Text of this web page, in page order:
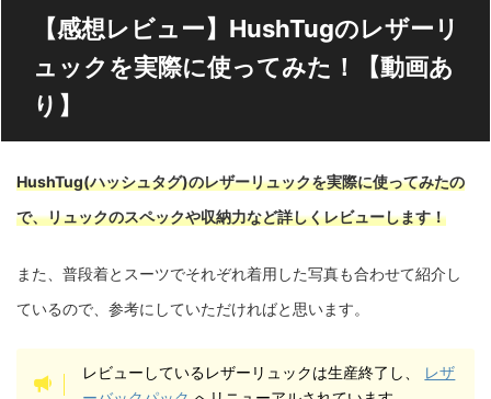
【感想レビュー】HushTugのレザーリ
ュックを実際に使ってみた！【動画あ
り】
HushTug(ハッシュタグ)のレザーリュックを実際に使ってみたの
で、リュックのスペックや収納力など詳しくレビューします！
また、普段着とスーツでそれぞれ着用した写真も合わせて紹介し
ているので、参考にしていただければと思います。
レビューしているレザーリュックは生産終了し、 レザ